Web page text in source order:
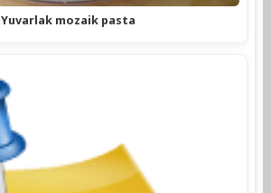
Yuvarlak mozaik pasta